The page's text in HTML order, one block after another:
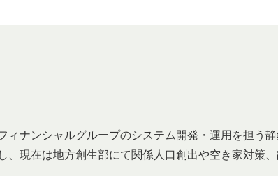
ナンシャルグループのシステム開発・運用を担う
現在は地方創生部にて関係人口創出や空き家対策